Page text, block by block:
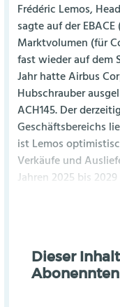
Frédéric Lemos,
sagte auf der
Marktvolumen (für
fast wieder auf dem
Jahr hatte Airbus
Hubschrauber
ACH145. Der
Geschäftsbereichs
ist Lemos
Verkäufe und
Jahren 2025 bis 2029
Dieser